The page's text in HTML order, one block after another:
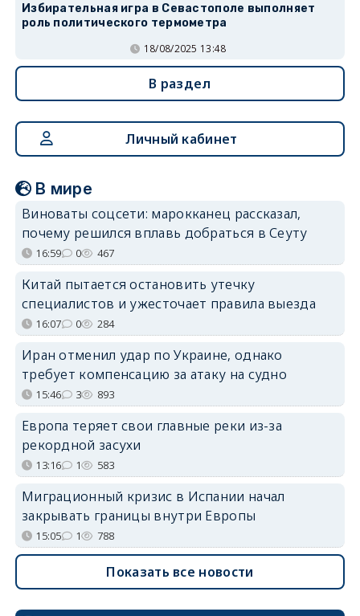
Избирательная игра в Севастополе выполняет
роль политического термометра
18/08/2025 13:48
В раздел
Личный кабинет
В мире
Виноваты соцсети: марокканец рассказал,
почему решился вплавь добраться в Сеуту
16:59 0 467
Китай пытается остановить утечку
специалистов и ужесточает правила выезда
16:07 0 284
Иран отменил удар по Украине, однако
требует компенсацию за атаку на судно
15:46 3 893
Европа теряет свои главные реки из-за
рекордной засухи
13:16 1 583
Миграционный кризис в Испании начал
закрывать границы внутри Европы
15:05 1 788
Показать все новости